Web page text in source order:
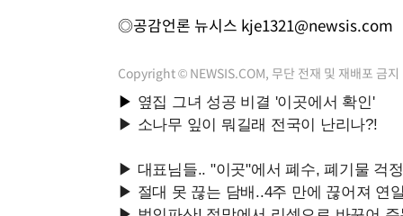
◎공감언론 뉴시스 kje1321@newsis.com
Copyright © NEWSIS.COM, 무단 전재 및 재배포 금지